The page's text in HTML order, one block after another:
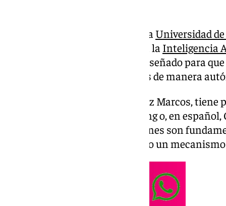
Una investigación doctoral en la Universidad
dar una dimensión emocional a la Inteligencia
un marco de autoaprendizaje diseñado para
expresen patrones emocionales de manera
El estudio, de Alberto Hernández Marcos, tiene
Latest Observed Values Encoding o, en
valores observados. Las emociones son
seres vivos, evolucionando como un